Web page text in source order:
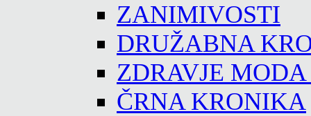
ZANIMIVOSTI
DRUŽABNA
ZDRAVJE
ČRNA KRONIKA